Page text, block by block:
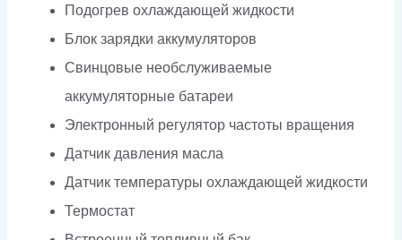
Подогрев охлаждающей жидкости
Блок зарядки аккумуляторов
Свинцовые необслуживаемые
аккумуляторные батареи
Электронный регулятор частоты вращения
Датчик давления масла
Датчик температуры охлаждающей жидкости
Термостат